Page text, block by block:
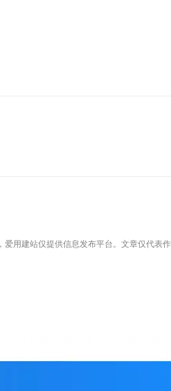
用建站仅提供信息发布平台。文章仅代